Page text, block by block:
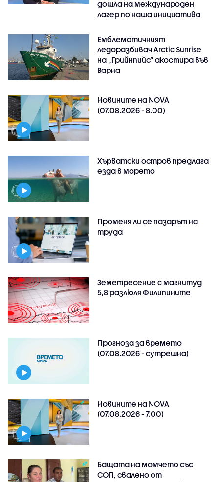
дошла на международен
лагер по наша инициатива
Емблематичният
ледоразбивач Arctic Sunrise
на „Грийнпийс” акостира във
Варна
Новините на NOVA
(07.08.2026 - 8.00)
Хърватски остров предлага
езда в морето
Променя ли се пазарът на
труда
Земетресение с магнитуд
5,8 разлюля Филипините
Прогноза за времето
(07.08.2026 - сутрешна)
Новините на NOVA
(07.08.2026 - 7.00)
Бащата на момчето със
СОП, свалено от